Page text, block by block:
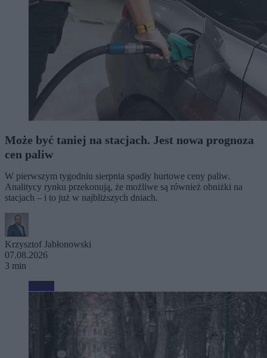
Może być taniej na stacjach. Jest nowa prognoza
cen paliw
W pierwszym tygodniu sierpnia spadły hurtowe ceny paliw.
Analitycy rynku przekonują, że możliwe są również obniżki na
stacjach – i to już w najbliższych dniach.
Krzysztof Jabłonowski
07.08.2026
3 min
Biznes